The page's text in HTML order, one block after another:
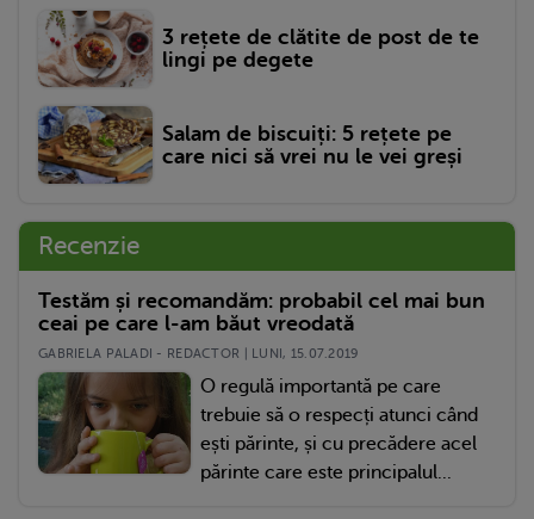
3 rețete de clătite de post de te
lingi pe degete
Salam de biscuiți: 5 rețete pe
care nici să vrei nu le vei greși
Recenzie
Testăm și recomandăm: probabil cel mai bun
ceai pe care l-am băut vreodată
GABRIELA PALADI - REDACTOR | LUNI, 15.07.2019
O regulă importantă pe care
trebuie să o respecți atunci când
ești părinte, și cu precădere acel
părinte care este principalul...